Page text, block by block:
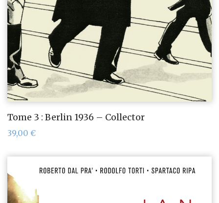
Tome 3 : Berlin 1936 – Collector
39,00 €